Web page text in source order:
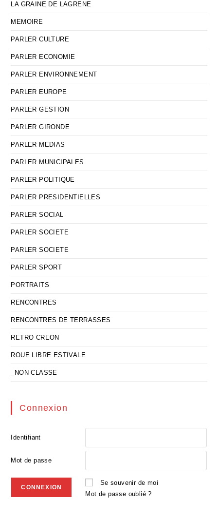
LA GRAINE DE LAGRENE
MEMOIRE
PARLER CULTURE
PARLER ECONOMIE
PARLER ENVIRONNEMENT
PARLER EUROPE
PARLER GESTION
PARLER GIRONDE
PARLER MEDIAS
PARLER MUNICIPALES
PARLER POLITIQUE
PARLER PRESIDENTIELLES
PARLER SOCIAL
PARLER SOCIETE
PARLER SOCIETE
PARLER SPORT
PORTRAITS
RENCONTRES
RENCONTRES DE TERRASSES
RETRO CREON
ROUE LIBRE ESTIVALE
_NON CLASSE
Connexion
Identifiant
Mot de passe
Se souvenir de moi
Mot de passe oublié ?